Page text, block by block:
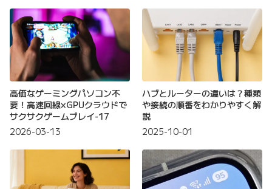
高価なゲーミングパソコン不
要！高速回線×GPUクラウドで
サクサクゲームプレイ-17
2026-03-13
ハブとルーターの違いは？種類
や接続の順番をわかりやすく解
説
2025-10-01